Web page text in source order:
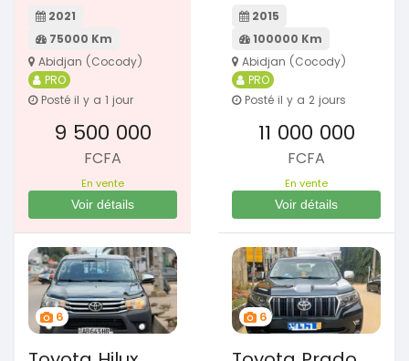
2021
75000 Km
Abidjan (Cocody)
PRO
Posté il y a 1 jour
9 500 000
FCFA
En vente
Voir détails
2015
100000 Km
Abidjan (Cocody)
PRO
Posté il y a 2 jours
11 000 000
FCFA
En vente
Voir détails
6 6